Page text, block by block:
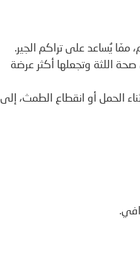
يُساعد على تراكم الجير.
اللثة وتجعلها أكثر عرضة
الحمل أو انقطاع الطمث، إلى